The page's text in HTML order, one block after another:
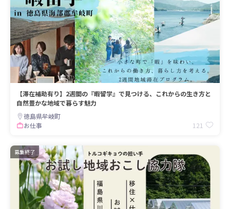
【滞在補助有り】2週間の『暇留学』で見つける、これからの生き方と
自然豊かな地域で暮らす魅力
徳島県牟岐町
お仕事
121
募集終了